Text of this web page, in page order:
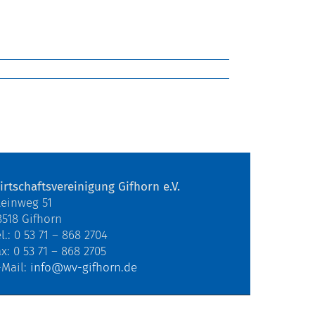
Gifhorn e.V.
51
Gifhorn
0 53 71 – 868 2704
0 53 71 – 868 2705
info@wv-gifhorn.de